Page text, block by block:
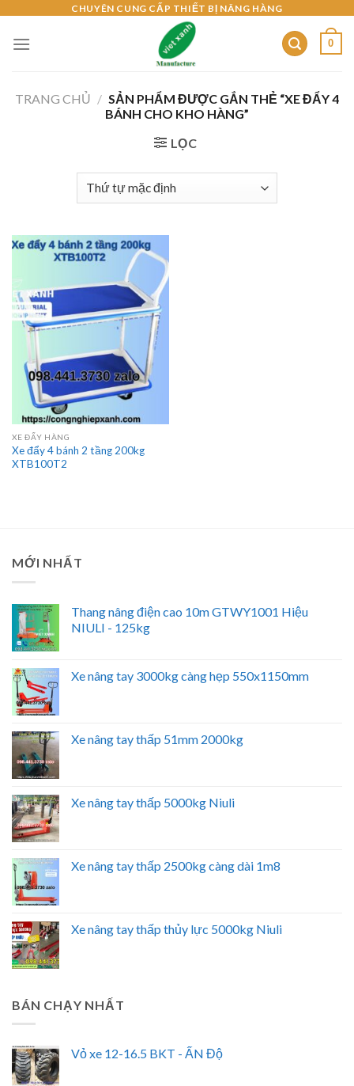
content
CHUYÊN CUNG CẤP THIẾT BỊ NÂNG HÀNG
0
TRANG CHỦ / SẢN PHẨM ĐƯỢC GẮN THẺ “XE ĐẨY 4
BÁNH CHO KHO HÀNG”
LỌC
XE ĐẨY HÀNG
Xe đẩy 4 bánh 2 tầng 200kg
XTB100T2
MỚI NHẤT
Thang nâng điện cao 10m GTWY1001 Hiệu
NIULI - 125kg
Xe nâng tay 3000kg càng hẹp 550x1150mm
Xe nâng tay thấp 51mm 2000kg
Xe nâng tay thấp 5000kg Niuli
Xe nâng tay thấp 2500kg càng dài 1m8
Xe nâng tay thấp thủy lực 5000kg Niuli
BÁN CHẠY NHẤT
Vỏ xe 12-16.5 BKT - ẤN Độ